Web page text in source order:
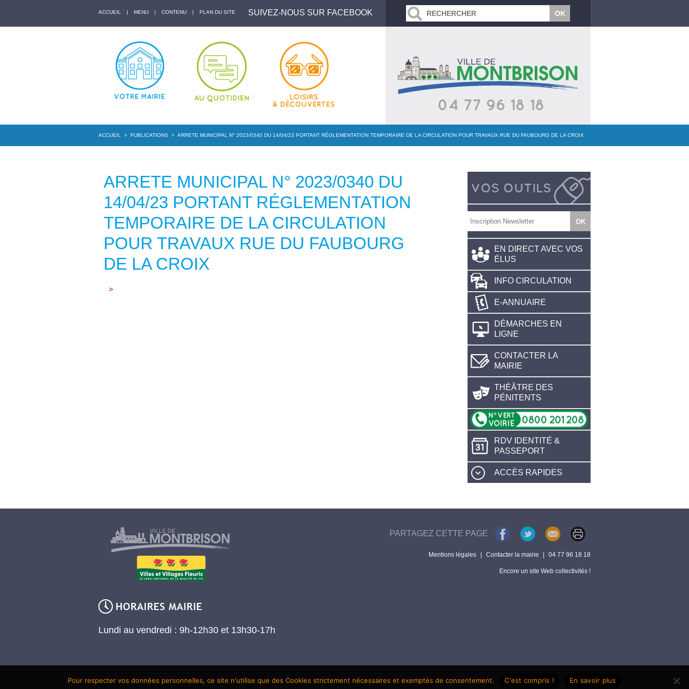
ACCUEIL | MENU | CONTENU | PLAN DU SITE SUIVEZ-NOUS SUR FACEBOOK
ACCUEIL > PUBLICATIONS > ARRETE MUNICIPAL N° 2023/0340 DU 14/04/23 PORTANT RÉGLEMENTATION TEMPORAIRE DE LA CIRCULATION POUR TRAVAUX RUE DU FAUBOURG DE LA CROIX
ARRETE MUNICIPAL N° 2023/0340 DU
14/04/23 PORTANT RÉGLEMENTATION
TEMPORAIRE DE LA CIRCULATION
POUR TRAVAUX RUE DU FAUBOURG
DE LA CROIX
>
EN DIRECT AVEC VOS
ÉLUS
INFO CIRCULATION
E-ANNUAIRE
DÉMARCHES EN
LIGNE
CONTACTER LA
MAIRIE
THÉÂTRE DES
PÉNITENTS
RDV IDENTITÉ &
PASSEPORT
ACCÈS RAPIDES
Lundi au vendredi : 9h-12h30 et 13h30-17h
PARTAGEZ CETTE PAGE
Mentions légales Contacter la mairie 04 77 96 18 18
Encore un site Web collectivités !
Pour respecter vos données personnelles, ce site n'utilise que des Cookies strictement nécessaires et exemptés de consentement. C'est compris ! En savoir plus